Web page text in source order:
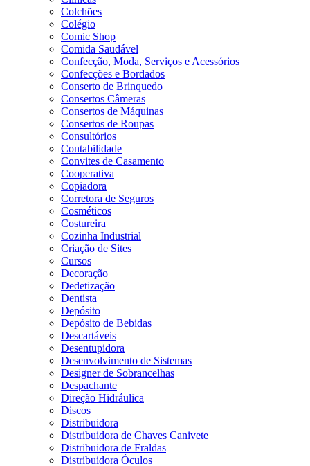
Colchões
Colégio
Comic Shop
Comida Saudável
Confecção, Moda, Serviços e Acessórios
Confecções e Bordados
Conserto de Brinquedo
Consertos Câmeras
Consertos de Máquinas
Consertos de Roupas
Consultórios
Contabilidade
Convites de Casamento
Cooperativa
Copiadora
Corretora de Seguros
Cosméticos
Costureira
Cozinha Industrial
Criação de Sites
Cursos
Decoração
Dedetização
Dentista
Depósito
Depósito de Bebidas
Descartáveis
Desentupidora
Desenvolvimento de Sistemas
Designer de Sobrancelhas
Despachante
Direção Hidráulica
Discos
Distribuidora
Distribuidora de Chaves Canivete
Distribuidora de Fraldas
Distribuidora Óculos